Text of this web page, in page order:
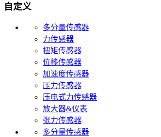
自定义
多分量传感器
力传感器
扭矩传感器
位移传感器
加速度传感器
压力传感器
压电式力传感器
放大器&仪表
张力传感器
多分量传感器